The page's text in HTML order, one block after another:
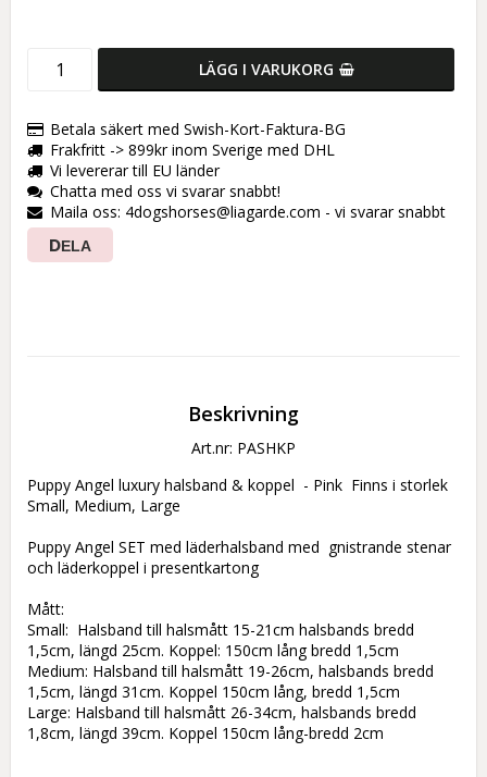
LÄGG I VARUKORG
Betala säkert med Swish-Kort-Faktura-BG
Frakfritt -> 899kr inom Sverige med DHL
Vi levererar till EU länder
Chatta med oss vi svarar snabbt!
Maila oss: 4dogshorses@liagarde.com - vi svarar snabbt
DELA
Beskrivning
Art.nr: PASHKP
Puppy Angel luxury halsband & koppel  - Pink  Finns i storlek
Small, Medium, Large
Puppy Angel SET med läderhalsband med  gnistrande stenar
och läderkoppel i presentkartong
Mått:
Small:  Halsband till halsmått 15-21cm halsbands bredd
1,5cm, längd 25cm. Koppel: 150cm lång bredd 1,5cm
Medium: Halsband till halsmått 19-26cm, halsbands bredd
1,5cm, längd 31cm. Koppel 150cm lång, bredd 1,5cm
Large: Halsband till halsmått 26-34cm, halsbands bredd